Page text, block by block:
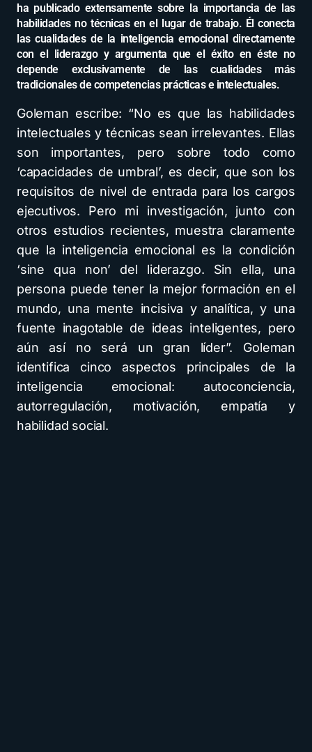
ha publicado extensamente sobre la importancia de las
habilidades no técnicas en el lugar de trabajo. Él conecta
las cualidades de la inteligencia emocional directamente
con el liderazgo y argumenta que el éxito en éste no
depende exclusivamente de las cualidades más
tradicionales de competencias prácticas e intelectuales.
Goleman escribe: “No es que las habilidades
intelectuales y técnicas sean irrelevantes. Ellas
son importantes, pero sobre todo como
‘capacidades de umbral’, es decir, que son los
requisitos de nivel de entrada para los cargos
ejecutivos. Pero mi investigación, junto con
otros estudios recientes, muestra claramente
que la inteligencia emocional es la condición
‘sine qua non’ del liderazgo. Sin ella, una
persona puede tener la mejor formación en el
mundo, una mente incisiva y analítica, y una
fuente inagotable de ideas inteligentes, pero
aún así no será un gran líder”. Goleman
identifica cinco aspectos principales de la
inteligencia emocional: autoconciencia,
autorregulación, motivación, empatía y
habilidad social.